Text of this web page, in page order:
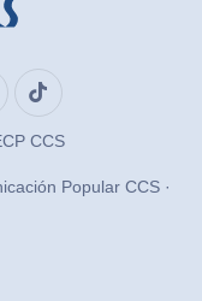
CCS
Popular CCS ·